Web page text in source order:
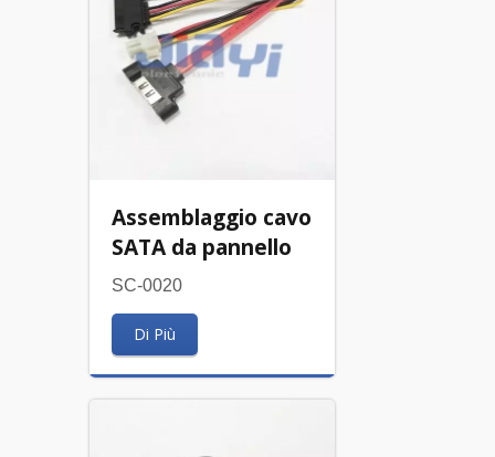
Assemblaggio cavo
SATA da pannello
SC-0020
Di Più